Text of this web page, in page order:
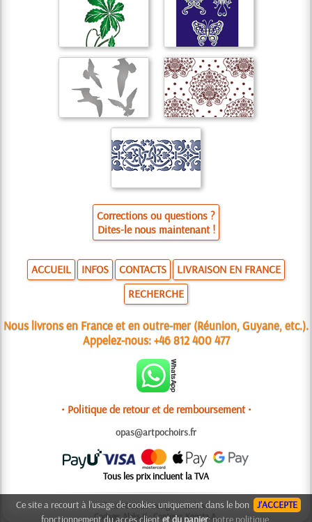
Corrections ou questions ?
Dites-le nous maintenant !
ACCUEIL INFOS CONTACTS
LIVRAISON EN FRANCE
RECHERCHE
Nous livrons en France et en outre-mer (Réunion, Guyane, etc.).
Appelez-nous:+46 812 400 477
• Politique de retour et de remboursement •
opas@artpochoirs.fr
Tous les prix incluent la TVA
© 2006-2025 Design: Natali M.
Codage: Aleks K.; Contenu: Konsta A.
J’ACCEPTE
Ce site a recourt à l’usage de cookies uniquement dans le bon
fonctionnement du accès client et du panier: notre politique.